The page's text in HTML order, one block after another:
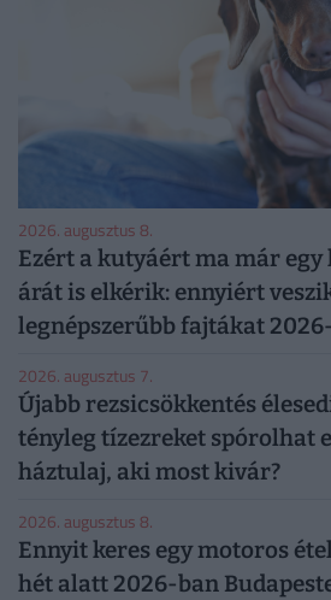
2026. augusztus 8.
Ezért a kutyáért ma már egy
árát is elkérik: ennyiért
legnépszerűbb fajtákat
2026. augusztus 7.
Újabb rezsicsökkentés
tényleg tízezreket spórolhat
háztulaj, aki most kivár?
2026. augusztus 8.
Ennyit keres egy motoros
hét alatt 2026-ban